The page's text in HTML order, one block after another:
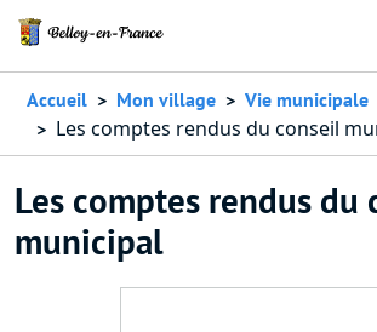
Accueil Mon village Vie municipale
Les comptes rendus du conseil
Les comptes rendus du
municipal